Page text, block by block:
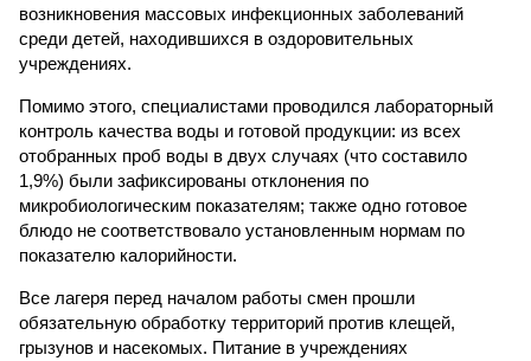
возникновения массовых инфекционных заболеваний
среди детей, находившихся в оздоровительных
учреждениях.
Помимо этого, специалистами проводился лабораторный
контроль качества воды и готовой продукции: из всех
отобранных проб воды в двух случаях (что составило
1,9%) были зафиксированы отклонения по
микробиологическим показателям; также одно готовое
блюдо не соответствовало установленным нормам по
показателю калорийности.
Все лагеря перед началом работы смен прошли
обязательную обработку территорий против клещей,
грызунов и насекомых. Питание в учреждениях